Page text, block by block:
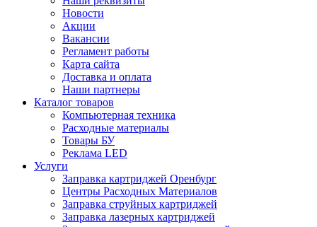
Новости
Акции
Вакансии
Регламент работы
Карта сайта
Доставка и оплата
Наши партнеры
Каталог товаров
Компьютерная техника
Расходные материалы
Товары БУ
Реклама LED
Услуги
Заправка картриджей Оренбург
Центры Расходных Материалов
Заправка струйных картриджей
Заправка лазерных картриджей